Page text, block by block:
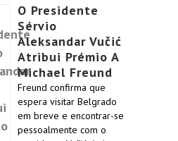
O Presidente
Sérvio
Aleksandar Vučić
Atribui Prémio A
Michael Freund
Freund confirma que
espera visitar Belgrado
em breve e encontrar-se
pessoalmente com o